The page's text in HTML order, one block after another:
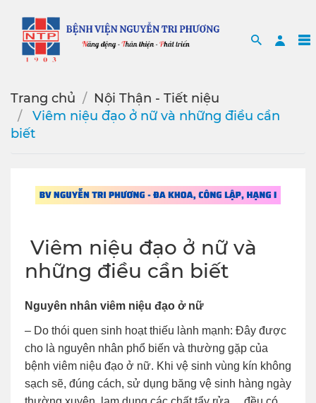
Search
Trang chủ
Nội Thận - Tiết niệu
️ Viêm niệu đạo ở nữ và những điều cần
biết
️ Viêm niệu đạo ở nữ và
những điều cần biết
Nguyên nhân viêm niệu đạo ở nữ
– Do thói quen sinh hoạt thiếu lành mạnh: Đây được
cho là nguyên nhân phổ biến và thường gặp của
bệnh viêm niệu đạo ở nữ. Khi vệ sinh vùng kín không
sạch sẽ, đúng cách, sử dụng băng vệ sinh hàng ngày